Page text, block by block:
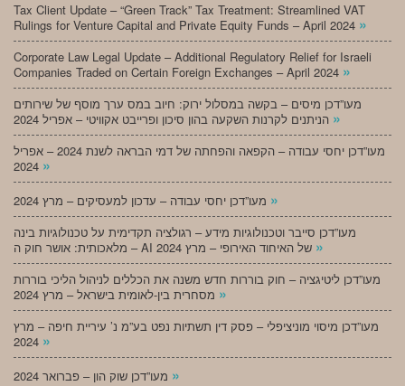
Tax Client Update – “Green Track” Tax Treatment: Streamlined VAT
Rulings for Venture Capital and Private Equity Funds – April 2024 »
Corporate Law Legal Update – Additional Regulatory Relief for Israeli
Companies Traded on Certain Foreign Exchanges – April 2024 »
מעו”דכן מיסים – בקשה במסלול ירוק: חיוב במס ערך מוסף של שירותים
»
מעו”דכן יחסי עבודה – הקפאה והפחתה של דמי הבראה לשנת 2024 – אפריל
»
»
מעו”דכן סייבר וטכנולוגיות מידע – רגולציה תקדימית על טכנולוגיות בינה
»
מעו”דכן ליטיגציה – חוק בוררות חדש משנה את הכללים לניהול הליכי בוררות
»
מעו”דכן מיסוי מוניציפלי – פסק דין תשתיות נפט בע”מ נ’ עיריית חיפה – מרץ
»
»